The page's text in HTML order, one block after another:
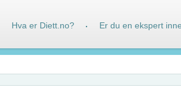
Hva er Diett.no? · Er du en ekspert